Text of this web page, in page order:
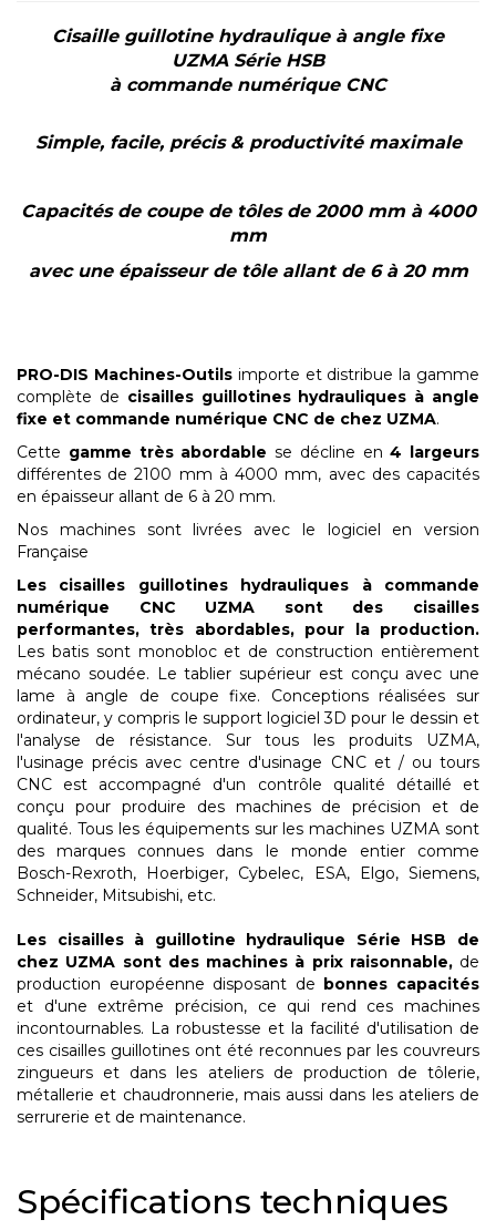
Cisaille guillotine hydraulique à angle fixe
UZMASérie HSB
à commande numériqueCNC
Simple, facile, précis & productivité maximale
Capacités de coupe de tôles de 2000 mm à 4000
mm
avec une épaisseur de tôle allant de 6 à 20 mm
PRO-DIS Machines-Outilsimporte et distribue la gamme
complète de cisailles guillotines hydrauliques à angle
fixe et commande numérique CNC de chez UZMA.
Cette gamme très abordable se décline en4 largeurs
différentes de 2100 mm à 4000 mm, avec des capacités
en épaisseur allant de 6 à 20 mm.
Nos machines sont livrées avec le logiciel en version
Française
Les cisailles guillotines hydrauliques à commande
numérique CNC UZMA sont des cisailles
performantes, très abordables, pour la production.
Les batis sont monobloc et de construction entièrement
mécano soudée. Le tablier supérieur est conçu avec une
lame à angle de coupe fixe. Conceptions réalisées sur
ordinateur, y compris le support logiciel 3D pour le dessin et
l'analyse de résistance. Sur tous les produits UZMA,
l'usinage précis avec centre d'usinage CNC et / ou tours
CNC est accompagné d'un contrôle qualité détaillé et
conçu pour produire des machines de précision et de
qualité. Tous les équipements sur les machines UZMA sont
des marques connues dans le monde entier comme
Bosch-Rexroth, Hoerbiger, Cybelec, ESA, Elgo, Siemens,
Schneider, Mitsubishi, etc.
Les cisailles à guillotine hydraulique Série HSB de
chez UZMA sont des machines à prix raisonnable,de
production européenne disposant de bonnes capacités
et d'une extrême précision, ce qui rend ces machines
incontournables. La robustesse et la facilité d'utilisation de
ces cisailles guillotines ont été reconnues par les couvreurs
zingueurs et dans les ateliers de production de tôlerie,
métallerie et chaudronnerie, mais aussi dans les ateliers de
serrurerie et de maintenance.
Spécifications techniques